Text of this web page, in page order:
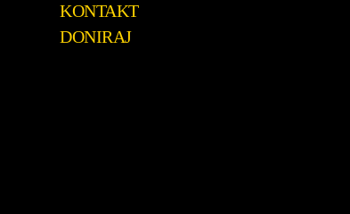
KONTAKT
DONIRAJ